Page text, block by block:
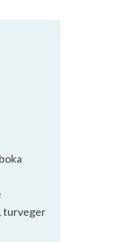
turveger